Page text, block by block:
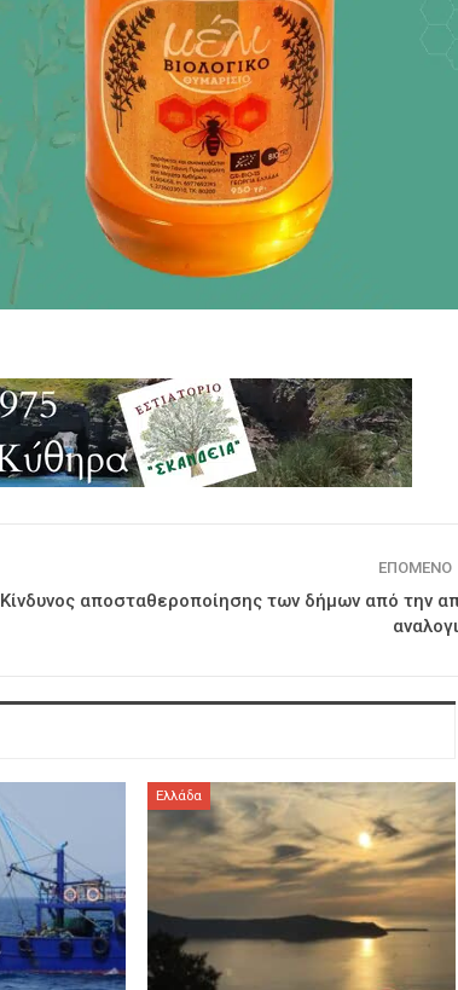
ΕΠΌΜΕΝΟ
Κίνδυνος αποσταθεροποίησης των δήμων από την
Ελλάδα